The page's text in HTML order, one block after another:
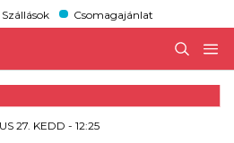
Szállások Csomagajánlat
27. KEDD - 12:25